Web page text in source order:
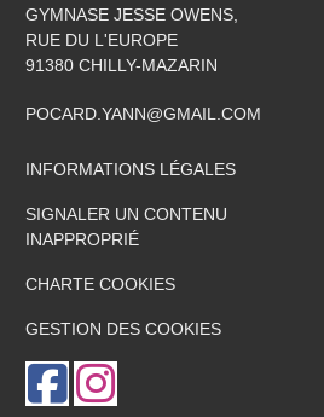
GYMNASE JESSE OWENS,
RUE DU L'EUROPE
91380 CHILLY-MAZARIN
POCARD.YANN@GMAIL.COM
INFORMATIONS LÉGALES
SIGNALER UN CONTENU
INAPPROPRIÉ
CHARTE COOKIES
GESTION DES COOKIES